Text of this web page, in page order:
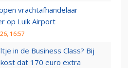
vrachtafhandelaar
op Luik Airport
16:57
in de Business Class? Bij
dat 170 euro extra